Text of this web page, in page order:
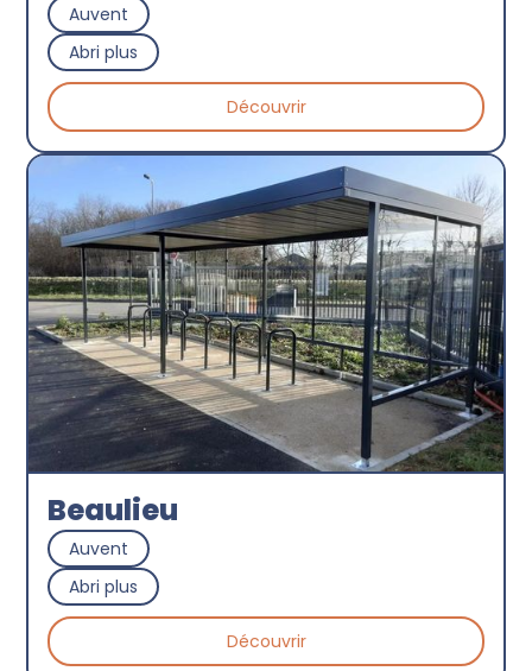
Auvent
Abri plus
Découvrir
Beaulieu
Auvent
Abri plus
Découvrir